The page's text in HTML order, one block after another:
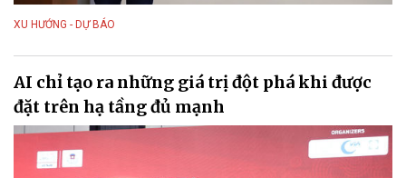
XU HƯỚNG - DỰ BÁO
AI chỉ tạo ra những giá trị đột phá khi được
đặt trên hạ tầng đủ mạnh